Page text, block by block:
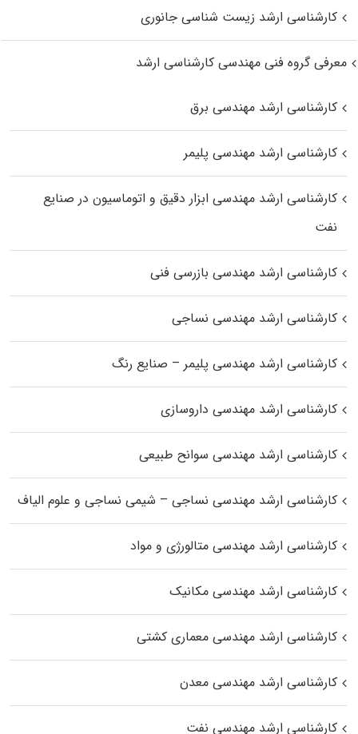
کارشناسی ارشد زیست‌ شناسی جانوری
معرفی گروه فنی مهندسی کارشناسی ارشد
کارشناسی ارشد مهندسی برق
کارشناسی ارشد مهندسی پلیمر
کارشناسی ارشد مهندسی ابزار دقیق و اتوماسیون در صنایع
نفت
کارشناسی ارشد مهندسی بازرسی فنی
کارشناسی ارشد مهندسی نساجی
کارشناسی ارشد مهندسی پلیمر – صنایع رنگ
کارشناسی ارشد مهندسی داروسازی
کارشناسی ارشد مهندسی سوانح طبیعی
کارشناسی ارشد مهندسی نساجی – شیمی نساجی و علوم الیاف
کارشناسی ارشد مهندسی متالورژی و مواد
کارشناسی ارشد مهندسی مکانیک
کارشناسی ارشد مهندسی معماری کشتی
کارشناسی ارشد مهندسی معدن
کارشناسی ارشد مهندسی نفت